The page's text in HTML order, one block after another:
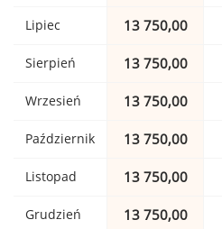
Lipiec 13 750,00
Sierpień 13 750,00
Wrzesień 13 750,00
Październik 13 750,00
Listopad 13 750,00
Grudzień 13 750,00